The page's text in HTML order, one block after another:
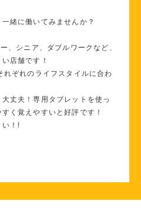
緒に働いてみませんか？
、シニア、ダブルワークなど、
店舗です！
ぞれのライフスタイルに合わ
丈夫！専用タブレットを使っ
く覚えやすいと好評です！
い！!